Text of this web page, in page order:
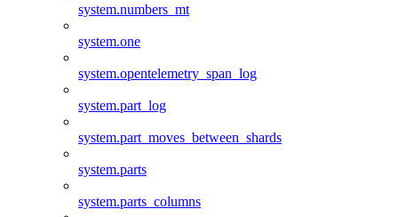
system.numbers_mt
system.one
system.opentelemetry_span_log
system.part_log
system.part_moves_between_shards
system.parts
system.parts_columns